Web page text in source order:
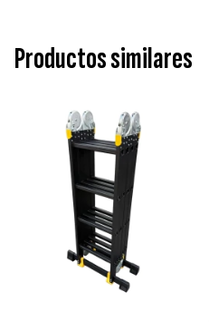
Productos similares